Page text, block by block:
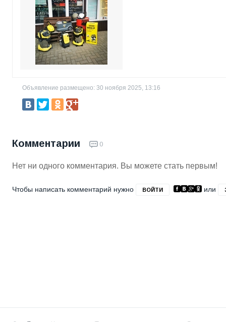
Объявление размещено: 30 ноября 2025, 13:16
Комментарии 0
Нет ни одного комментария. Вы можете стать первым!
Чтобы написать комментарий нужно ВОЙТИ или